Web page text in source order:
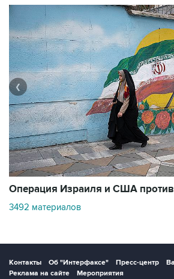
Операция Израиля и США
3492 материалов
❮
Контакты Об "Интерфаксе" Пресс-центр
Реклама на сайте
Мероприятия